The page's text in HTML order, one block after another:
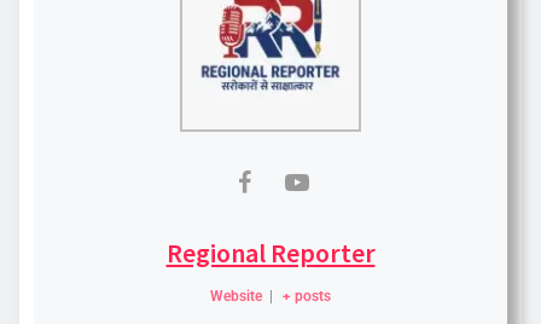
Regional Reporter
Website | + posts